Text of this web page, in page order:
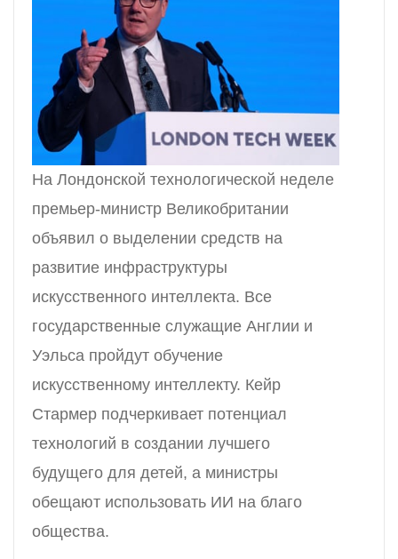
На Лондонской технологической неделе
премьер-министр Великобритании
объявил о выделении средств на
развитие инфраструктуры
искусственного интеллекта. Все
государственные служащие Англии и
Уэльса пройдут обучение
искусственному интеллекту. Кейр
Стармер подчеркивает потенциал
технологий в создании лучшего
будущего для детей, а министры
обещают использовать ИИ на благо
общества.